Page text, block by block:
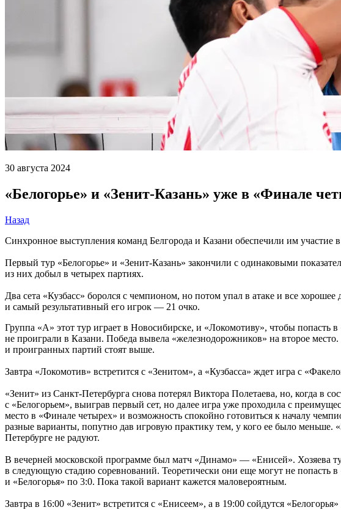
30 августа 2024
«Белогорье» и «Зенит-Казань» уже в «Финале
Назад
Синхронное выступления команд Белгорода и Казани обеспечили им
Первый тур «Белогорье» и «Зенит-Казань» закончили с одинаковыми
из них добыл в четырех партиях.
Два сета «Кузбасс» боролся с чемпионом, но потом упал в атаке и все
и самый результативный его игрок — 21 очко.
Группа «А» этот тур играет в Новосибирске, и «Локомотиву», чтобы попасть
не проиграли в Казани. Победа вывела «железнодорожников» на второе
и проигранных партий стоят выше.
Завтра «Локомотив» встретится с «Зенитом», а «Кузбасса» ждет игра с
«Зенит» из Санкт-Петербурга снова потерял Виктора Полетаева, но, когда в
с «Белогорьем», выиграв первый сет, но далее игра уже проходила с
место в «Финале четырех» и возможность спокойно готовиться к началу
разные варианты, попутно дав игровую практику тем, у кого ее было
Петербурге не радуют.
В вечерней московской программе был матч «Динамо» — «Енисей». Хозяева
в следующую стадию соревнований. Теоретически они еще могут не попасть
и «Белогорья» по 3:0. Пока такой вариант кажется маловероятным.
Завтра в 16:00 «Зенит» встретится с «Енисеем», а в 19:00 сойдутся